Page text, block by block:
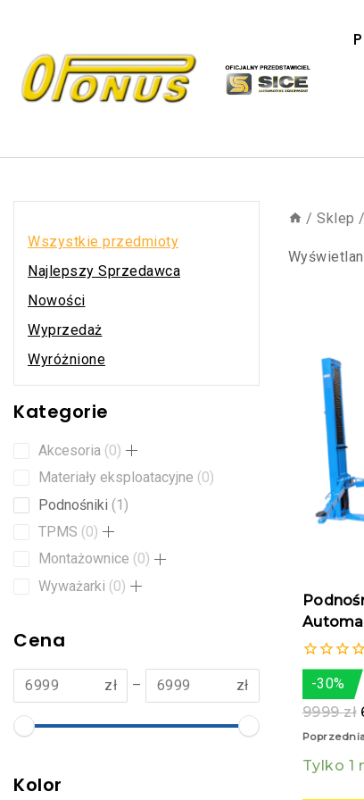
/ Sklep /
0
5
-30%
9999zł
Tylko 1
Wszystkie przedmioty
Najlepszy Sprzedawca
Nowości
Wyprzedaż
Wyróżnione
Kategorie
Akcesoria 0
Materiały eksploatacyjne 0
Podnośniki 1
TPMS 0
Montażownice 0
Wyważarki 0
Cena
zł – zł
Kolor